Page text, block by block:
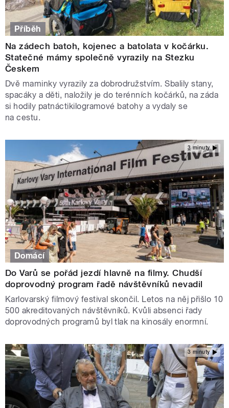
Příběh
Na zádech batoh, kojenec a batolata v kočárku.
Statečné mámy společně vyrazily na Stezku
Českem
Dvě maminky vyrazily za dobrodružstvím. Sbalily stany,
spacáky a děti, naložily je do terénních kočárků, na záda
si hodily patnáctikilogramové batohy a vydaly se
na cestu.
3 minuty
Domácí
Do Varů se pořád jezdí hlavně na filmy. Chudší
doprovodný program řadě návštěvníků nevadil
Karlovarský filmový festival skončil. Letos na něj přišlo 10
500 akreditovaných návštěvníků. Kvůli absenci řady
doprovodných programů byl tlak na kinosály enormní.
3 minuty